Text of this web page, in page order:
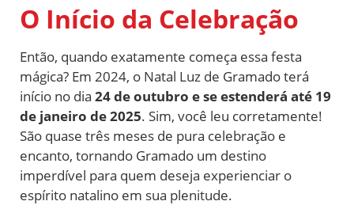
O Início da Celebração
Então, quando exatamente começa essa festa
mágica? Em 2024, o Natal Luz de Gramado terá
início no dia 24 de outubro e se estenderá até 19
de janeiro de 2025. Sim, você leu corretamente!
São quase três meses de pura celebração e
encanto, tornando Gramado um destino
imperdível para quem deseja experienciar o
espírito natalino em sua plenitude.